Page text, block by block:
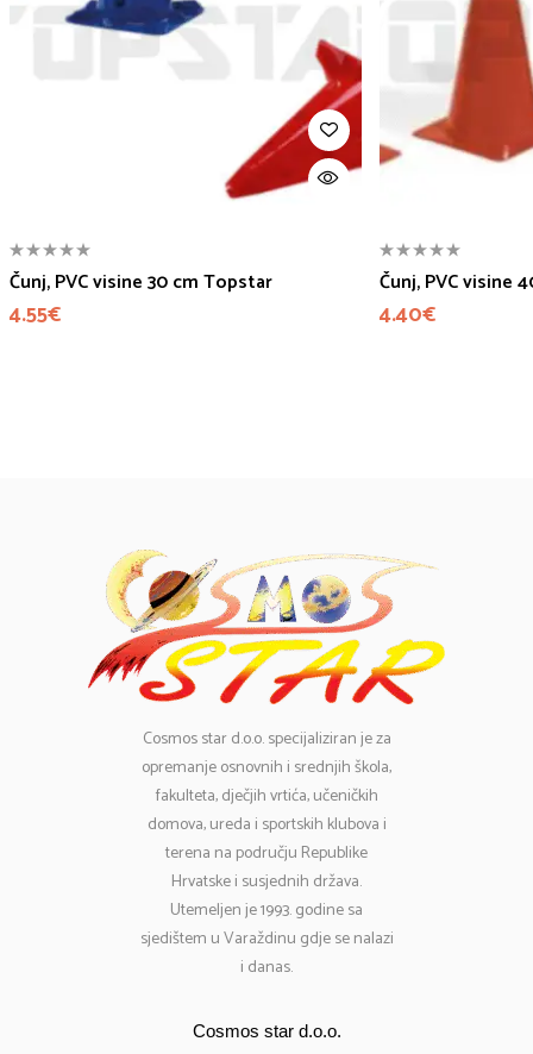
Čunj, PVC visine 30 cm Topstar
4.55€
Čunj, PVC visine
4.40€
Cosmosstar d.o.o. specijaliziran je za
opremanje osnovnih i srednjih škola,
fakulteta, dječjih vrtića, učeničkih
domova, ureda i sportskih klubova i
terena na području Republike
Hrvatske i susjednih država.
Utemeljen je 1993. godine sa
sjedištem u Varaždinu gdje se nalazi
i danas.
Cosmos star d.o.o.